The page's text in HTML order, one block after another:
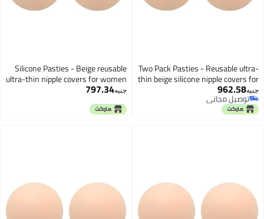
Two Pack Pasties -
thin beige silicone nipple
women, non-adhesive
hygienic and
under swimwear
مجاني
مجاني
Silicone Pasties - Beige reusable
ultra-thin nipple covers for women
with safe non-adhesive
technology, convenient two pack
ensuring smooth appearance
797.34